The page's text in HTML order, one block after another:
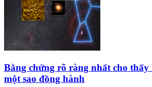
Bằng chứng rõ ràng nhất cho thấy
một sao đồng hành